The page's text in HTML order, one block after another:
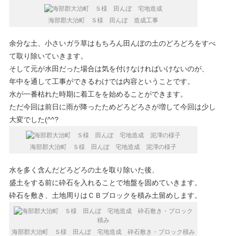
海部郡大治町 Ｓ様 田んぼ 造成工事
余分な土、小さいガラ草はもちろん田んぼの土のどろどろをすべ
て取り除いていきます。
そして元が水田だった場合は気を付けなければいけないのが、
年中を通して工事ができるわけでは内容ということです。
水が一番枯れた時期に着工をを始めることができます。
ただ今回は前日に雨が降ったためどろどろさが増して今回は少し
大変でした(^^?
海部郡大治町 Ｓ様 田んぼ 宅地造成 泥濘の様子
水を多く含んだどろどろの土を取り除いた後、
盛土をする前に砕石を入れることで地盤を固めていきます。
砕石を敷き、土地周りはＣＢブロックを積み土留めします。
海部郡大治町 Ｓ様 田んぼ 宅地造成 砕石敷き・ブロック積み